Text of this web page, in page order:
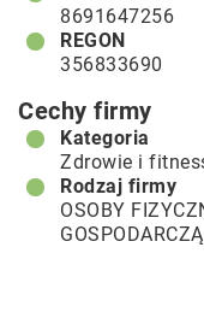
8691647256
REGON
356833690
Cechy firmy
Kategoria
Zdrowie i
Rodzaj firmy
OSOBY
GOSPODARCZĄ